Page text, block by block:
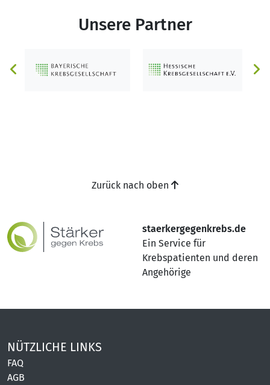
Unsere Partner
staerkergegenkrebs.de
Ein Service für
Krebspatienten und deren
Angehörige
Zurück nach oben
NÜTZLICHE LINKS
FAQ
AGB